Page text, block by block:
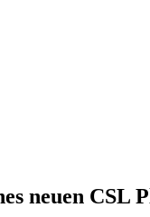
neuen CSL